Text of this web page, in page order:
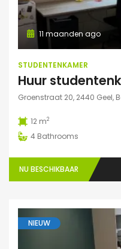
11 maanden ago
STUDENTENKAMER
Huur
Groenstraat 20, 2440 Geel,
12 m2
4 Bathrooms
NU BESCHIKBAAR
NIEUW